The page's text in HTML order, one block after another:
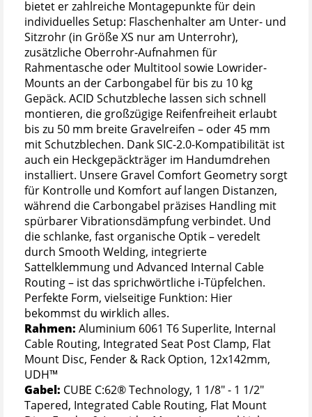
bietet er zahlreiche Montagepunkte für dein
individuelles Setup: Flaschenhalter am Unter- und
Sitzrohr (in Größe XS nur am Unterrohr),
zusätzliche Oberrohr-Aufnahmen für
Rahmentasche oder Multitool sowie Lowrider-
Mounts an der Carbongabel für bis zu 10 kg
Gepäck. ACID Schutzbleche lassen sich schnell
montieren, die großzügige Reifenfreiheit erlaubt
bis zu 50 mm breite Gravelreifen – oder 45 mm
mit Schutzblechen. Dank SIC-2.0-Kompatibilität ist
auch ein Heckgepäckträger im Handumdrehen
installiert. Unsere Gravel Comfort Geometry sorgt
für Kontrolle und Komfort auf langen Distanzen,
während die Carbongabel präzises Handling mit
spürbarer Vibrationsdämpfung verbindet. Und
die schlanke, fast organische Optik – veredelt
durch Smooth Welding, integrierte
Sattelklemmung und Advanced Internal Cable
Routing – ist das sprichwörtliche i-Tüpfelchen.
Perfekte Form, vielseitige Funktion: Hier
bekommst du wirklich alles.
Rahmen: Aluminium 6061 T6 Superlite, Internal
Cable Routing, Integrated Seat Post Clamp, Flat
Mount Disc, Fender & Rack Option, 12x142mm,
UDH™
Gabel: CUBE C:62® Technology, 1 1/8" - 1 1/2"
Tapered, Integrated Cable Routing, Flat Mount